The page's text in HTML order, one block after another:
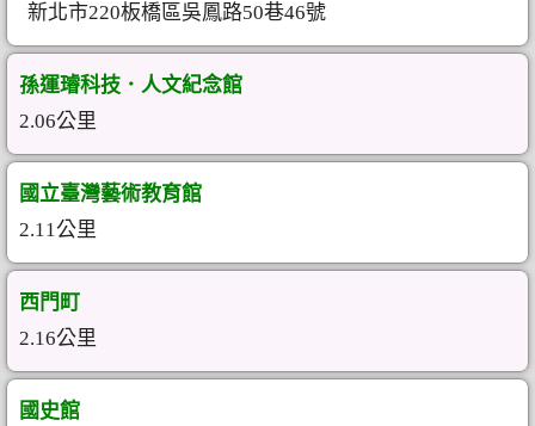
新北市220板橋區吳鳳路50巷46號
孫運璿科技．人文紀念館
2.06公里
國立臺灣藝術教育館
2.11公里
西門町
2.16公里
國史館